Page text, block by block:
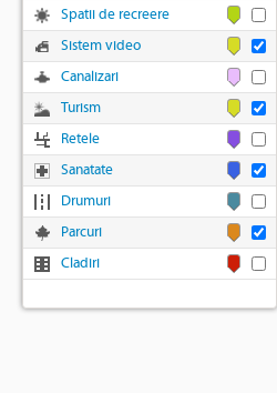
Spatii de recreere
Sistem video
Canalizari
Turism
Retele
Sanatate
Drumuri
Parcuri
Cladiri